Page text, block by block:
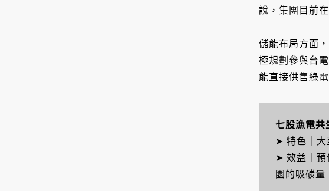
說，集團目前
儲能布局方面
極規劃參與台
能直接供售綠
七股漁電共
➤ 特色｜大
➤ 效益｜預
園的吸碳